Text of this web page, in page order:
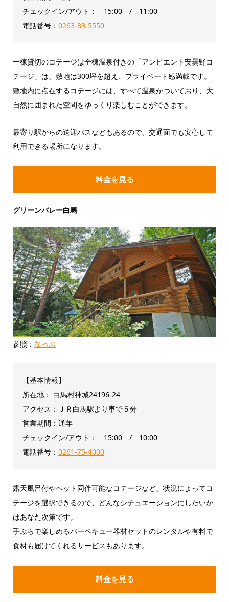
チェックイン/アウト： 15:00 / 11:00
電話番号： 0263-83-5550
一棟貸切のコテージは全棟温泉付きの「アンビエント安曇野コ
テージ」は、敷地は300坪を超え、プライベート感満載です。
敷地内に点在するコテージには、すべて温泉がついており、大
自然に囲まれた空間をゆっくり楽しむことができます。
最寄り駅からの送迎バスなどもあるので、交通面でも安心して
利用できる場所になります。
料金を見る
グリーンバレー白馬
参照： なっぷ
【基本情報】
所在地： 白馬村神城24196-24
アクセス：ＪＲ白馬駅より車で５分
営業期間：通年
チェックイン/アウト： 15:00 / 10:00
電話番号： 0261-75-4000
露天風呂付やペット同伴可能なコテージなど、状況によってコ
テージを選択できるので、どんなシチュエーションにしたいか
はあなた次第です。
手ぶらで楽しめるバーベキュー器材セットのレンタルや有料で
食材も届けてくれるサービスもあります。
料金を見る